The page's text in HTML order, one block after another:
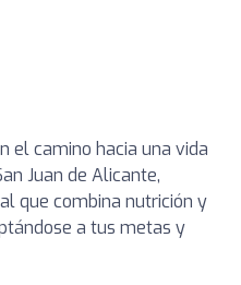
el camino hacia una vida
Juan de Alicante,
que combina nutrición y
a tus metas y